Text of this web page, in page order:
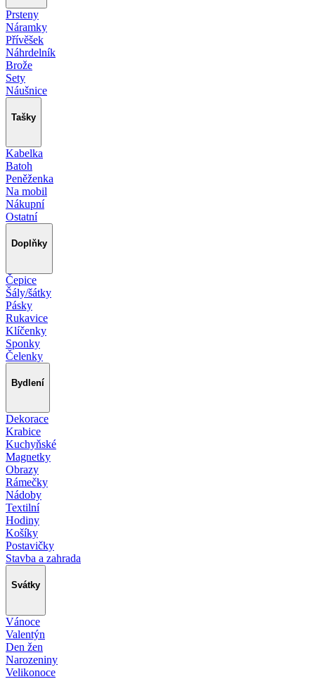
Prsteny
Náramky
Přívěšek
Náhrdelník
Brože
Sety
Náušnice
Tašky
Kabelka
Batoh
Peněženka
Na mobil
Nákupní
Ostatní
Doplňky
Čepice
Šály/šátky
Pásky
Rukavice
Klíčenky
Sponky
Čelenky
Bydlení
Dekorace
Krabice
Kuchyňské
Magnetky
Obrazy
Rámečky
Nádoby
Textilní
Hodiny
Košíky
Postavičky
Stavba a zahrada
Svátky
Vánoce
Valentýn
Den žen
Narozeniny
Velikonoce